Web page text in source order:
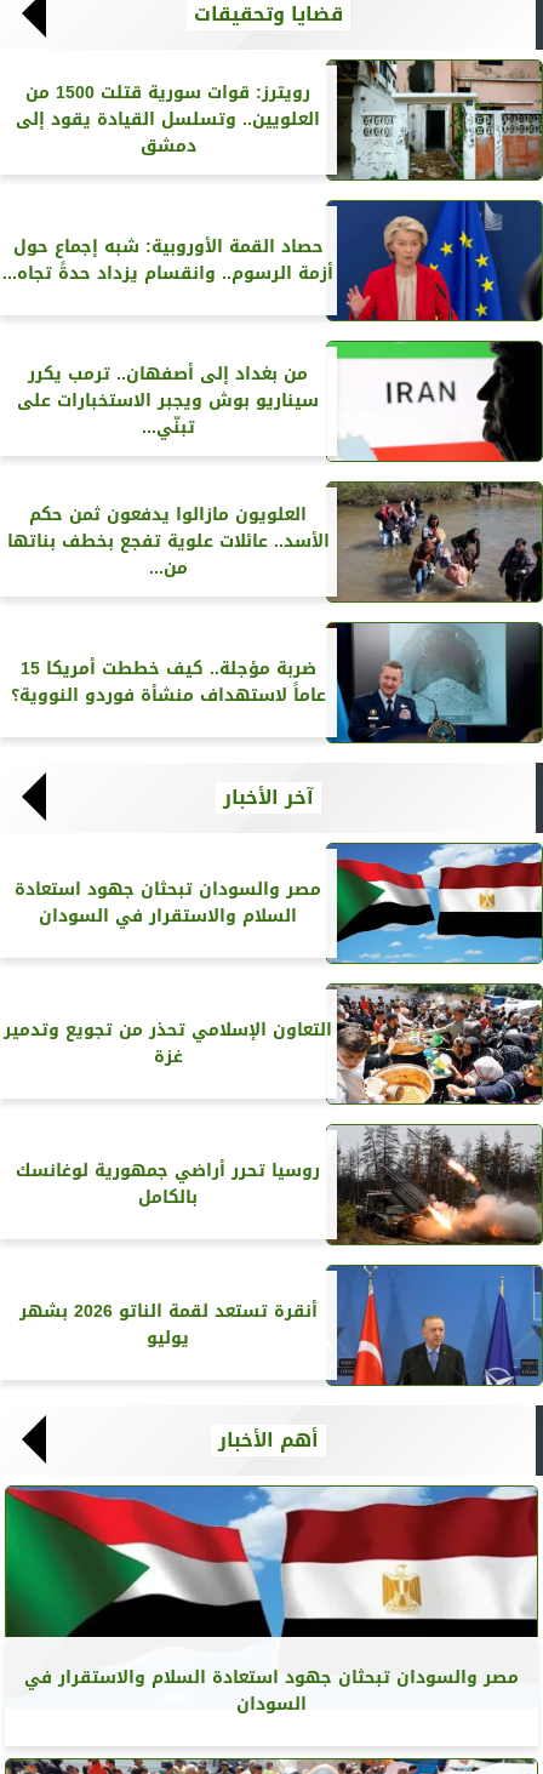
قضايا وتحقيقات
رويترز‏: قوات سورية قتلت 1500 من
العلويين.. وتسلسل القيادة يقود إلى
دمشق
حصاد القمة الأوروبية: شبه إجماع حول
أزمة الرسوم.. وانقسام يزداد حدةً تجاه...
من بغداد إلى أصفهان.. ترمب يكرر
سيناريو بوش ويجبر الاستخبارات على
تبنّي...
العلويون مازالوا يدفعون ثمن حكم
الأسد.. عائلات علوية تفجع بخطف بناتها
من...
ضربة مؤجلة.. كيف خططت أمريكا 15
عاماً لاستهداف منشأة فوردو النووية؟
آخر الأخبار
مصر والسودان تبحثان جهود استعادة
السلام والاستقرار في السودان
التعاون الإسلامي تحذر من تجويع وتدمير
غزة
روسيا تحرر أراضي جمهورية لوغانسك
بالكامل
أنقرة تستعد لقمة الناتو 2026 بشهر
يوليو
أهم الأخبار
مصر والسودان تبحثان جهود استعادة السلام والاستقرار في
السودان